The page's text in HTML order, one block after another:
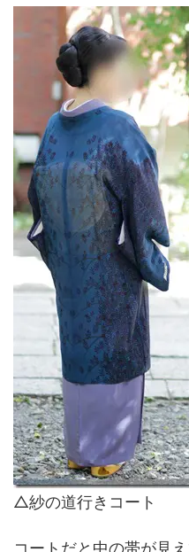
△紗の道行きコート
コートだと中の帯が見